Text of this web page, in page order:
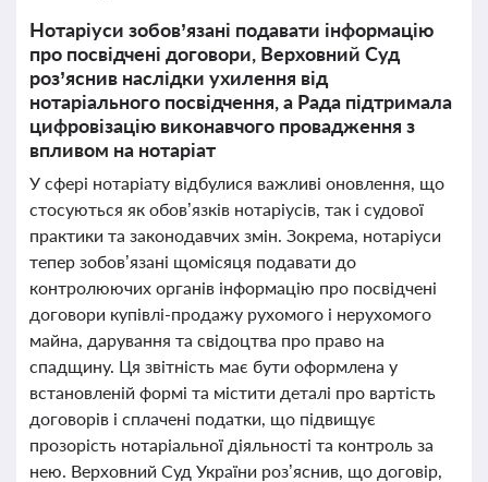
Нотаріуси зобов’язані подавати інформацію
про посвідчені договори, Верховний Суд
роз’яснив наслідки ухилення від
нотаріального посвідчення, а Рада підтримала
цифровізацію виконавчого провадження з
впливом на нотаріат
У сфері нотаріату відбулися важливі оновлення, що
стосуються як обов’язків нотаріусів, так і судової
практики та законодавчих змін. Зокрема, нотаріуси
тепер зобов’язані щомісяця подавати до
контролюючих органів інформацію про посвідчені
договори купівлі-продажу рухомого і нерухомого
майна, дарування та свідоцтва про право на
спадщину. Ця звітність має бути оформлена у
встановленій формі та містити деталі про вартість
договорів і сплачені податки, що підвищує
прозорість нотаріальної діяльності та контроль за
нею. Верховний Суд України роз’яснив, що договір,